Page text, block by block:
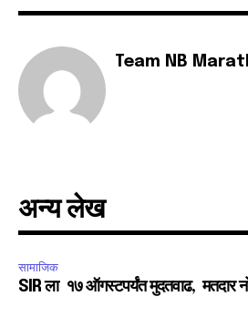
Join our community
SUBSCRIBERS and
conversation.
your privacy and won't spam your
safe with us.
Team NB
अन्य लेख
सामाजिक
SIR ला १७ ऑगस्टपर्यंत मुदतवाढ, मतदार